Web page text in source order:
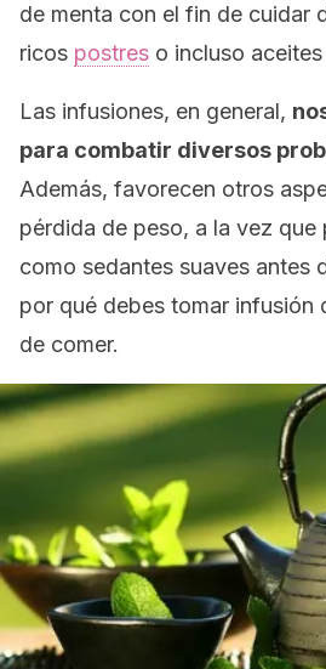
de menta con el fin de cuidar
ricos postres o incluso
Las infusiones, en general,
para combatir diversos
Además, favorecen otros
pérdida de peso, a la vez que
como sedantes suaves antes
por qué debes tomar infusión
de comer.